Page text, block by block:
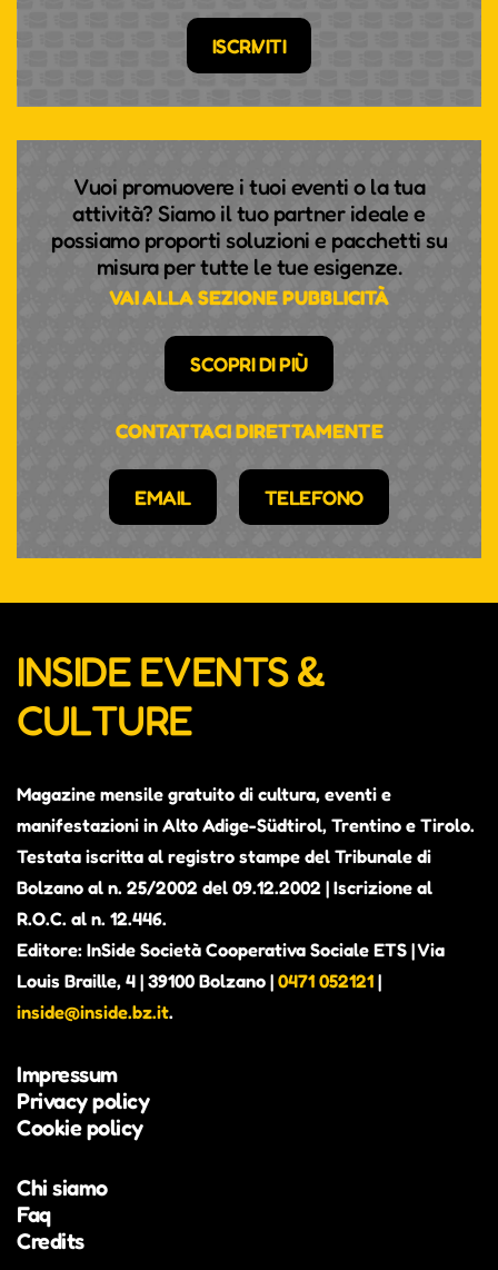
ISCRIVITI
Vuoi promuovere i tuoi eventi o la tua
attività? Siamo il tuo partner ideale e
possiamo proporti soluzioni e pacchetti su
misura per tutte le tue esigenze.
VAI ALLA SEZIONE PUBBLICITÀ
SCOPRI DI PIÙ
CONTATTACI DIRETTAMENTE
EMAIL TELEFONO
INSIDE EVENTS &
CULTURE
Magazine mensile gratuito di cultura, eventi e
manifestazioni in Alto Adige-Südtirol, Trentino e Tirolo.
Testata iscritta al registro stampe del Tribunale di
Bolzano al n. 25/2002 del 09.12.2002 | Iscrizione al
R.O.C. al n. 12.446.
Editore: InSide Società Cooperativa Sociale ETS | Via
Louis Braille, 4 | 39100 Bolzano | 0471 052121 |
inside@inside.bz.it.
Impressum
Privacy policy
Cookie policy
Chi siamo
Faq
Credits